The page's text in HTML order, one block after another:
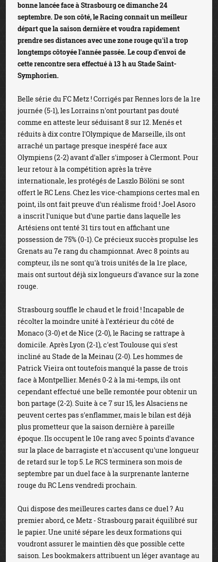
bonne lancée face à Strasbourg ce dimanche 24
septembre. De son côté, le Racing connait un meilleur
départ que la saison dernière et voudra rapidement
prendre ses distances avec une zone rouge qu'il a trop
longtemps côtoyée l'année passée. Le coup d'envoi de
cette rencontre sera effectué à 13 h au Stade Saint-
Symphorien.
Belle série du FC Metz ! Corrigés par Rennes lors de la 1re
journée (5-1), les Lorrains n'ont pourtant pas douté
comme en atteste leur séduisant 8 sur 12. Menés et
réduits à dix contre l'Olympique de Marseille, ils ont
arraché un partage presque inespéré face aux
Olympiens (2-2) avant d'aller s'imposer à Clermont. Pour
leur retour à la compétition après la trêve
internationale, les protégés de Laszlo Bölöni se sont
offert le RC Lens. Chez les vice-champions certes mal en
point, ils ont fait preuve d'un réalisme froid ! Joel Asoro
a inscrit l'unique but d'une partie dans laquelle les
Artésiens ont tenté 31 tirs tout en affichant une
possession de 75% (0-1). Ce précieux succès propulse les
Grenats au 7e rang du championnat. Avec 8 points au
compteur, ils ne sont qu'à trois unités de la 1re place,
mais ont surtout déjà six longueurs d'avance sur la zone
rouge.
Strasbourg souffle le chaud et le froid ! Incapable de
récolter la moindre unité à l'extérieur du côté de
Monaco (3-0) et de Nice (2-0), le Racing se rattrape à
domicile. Après Lyon (2-1), c'est Toulouse qui s'est
incliné au Stade de la Meinau (2-0). Les hommes de
Patrick Vieira ont toutefois manqué la passe de trois
face à Montpellier. Menés 0-2 à la mi-temps, ils ont
cependant effectué une belle remontée pour obtenir un
bon partage (2-2). Suite à ce 7 sur 15, les Alsaciens ne
peuvent certes pas s'enflammer, mais le bilan est déjà
plus prometteur que la saison dernière à pareille
époque. Ils occupent le 10e rang avec 5 points d'avance
sur la place de barragiste et n'accusent qu'une longueur
de retard sur le top 5. Le RCS terminera son mois de
septembre par un duel face à la surprenante lanterne
rouge du RC Lens vendredi prochain.
Qui dispose des meilleures cartes dans ce duel ? Au
premier abord, ce Metz - Strasbourg parait équilibré sur
le papier. Une unité sépare les deux formations qui
voudront assurer le maintien dès que possible cette
saison. Les bookmakers attribuent un léger avantage au